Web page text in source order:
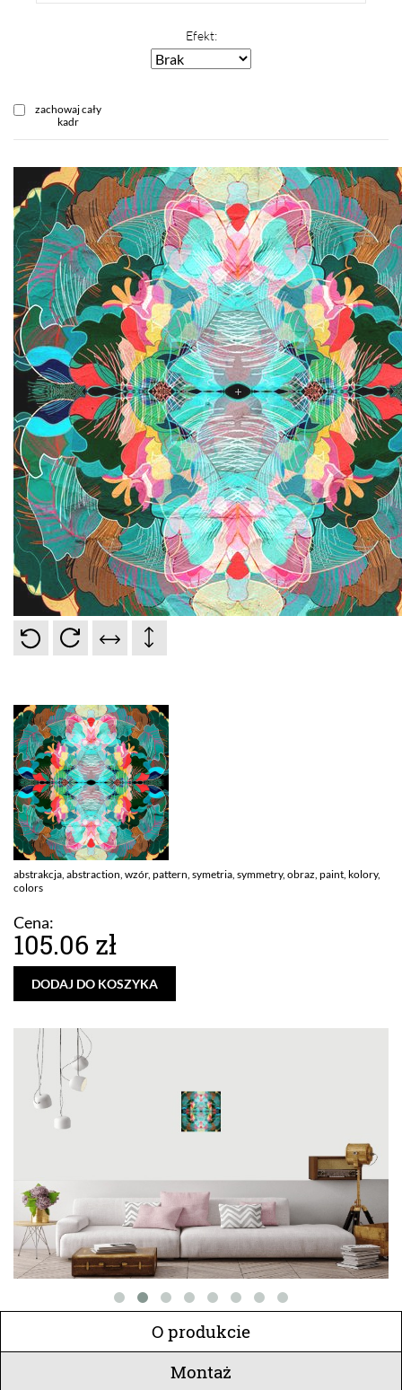
Efekt:
zachowaj cały
kadr
abstrakcja, abstraction, wzór, pattern, symetria, symmetry, obraz, paint, kolory,
colors
Cena:
105.06 zł
DODAJ DO KOSZYKA
O produkcie
Montaż